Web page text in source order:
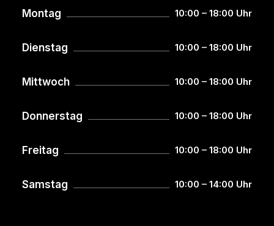
Montag 10:00 – 18:00 Uhr
Dienstag 10:00 – 18:00 Uhr
Mittwoch 10:00 – 18:00 Uhr
Donnerstag 10:00 – 18:00 Uhr
Freitag 10:00 – 18:00 Uhr
Samstag 10:00 – 14:00 Uhr